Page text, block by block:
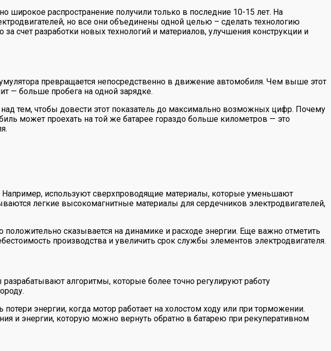
широкое распространение получили только в последние 10-15 лет. На
но все они объединены одной целью – сделать технологию
счет разработки новых технологий и материалов, улучшения конструкции и
превращается непосредственно в движение автомобиля. Чем выше этот
— больше пробега на одной зарядке.
тем, чтобы довести этот показатель до максимально возможных цифр. Почему
может проехать на той же батарее гораздо больше километров — это
используют сверхпроводящие материалы, которые уменьшают
легкие высокомагнитные материалы для сердечников электродвигателей,
сказывается на динамике и расходе энергии. Еще важно отметить
производства и увеличить срок службы элементов электродвигателя.
алгоритмы, которые более точно регулируют работу
энергии, когда мотор работает на холостом ходу или при торможении.
и энергии, которую можно вернуть обратно в батарею при рекуперативном